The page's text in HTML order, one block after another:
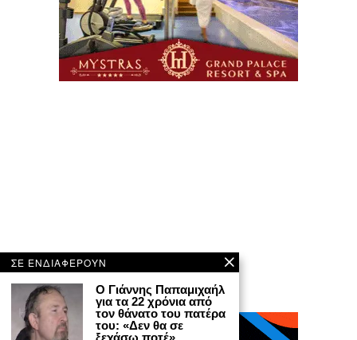
ΣΕ ΕΝΔΙΑΦΕΡΟΥΝ
Ο Γιάννης Παπαμιχαήλ
για τα 22 χρόνια από
τον θάνατο του πατέρα
του: «Δεν θα σε
ξεχάσω ποτέ»